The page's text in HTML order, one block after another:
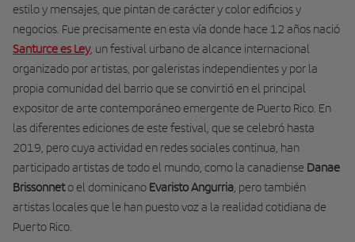
estilo y mensajes, que pintan de carácter y color edificios y
negocios. Fue precisamente en esta vía donde hace 12 años nació
Santurce es Ley, un festival urbano de alcance internacional
organizado por artistas, por galeristas independientes y por la
propia comunidad del barrio que se convirtió en el principal
expositor de arte contemporáneo emergente de Puerto Rico. En
las diferentes ediciones de este festival, que se celebró hasta
2019, pero cuya actividad en redes sociales continua, han
participado artistas de todo el mundo, como la canadiense Danae
Brissonneto el dominicano Evaristo Angurria , pero también
artistas locales que le han puesto voz a la realidad cotidiana de
Puerto Rico.